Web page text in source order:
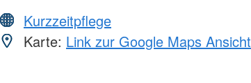
Kurzzeitpflege
Karte: Link zur Google Maps Ansicht